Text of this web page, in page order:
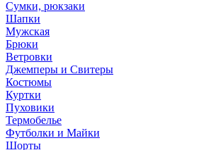
Сумки, рюкзаки
Шапки
Мужская
Брюки
Ветровки
Джемперы и Свитеры
Костюмы
Куртки
Пуховики
Термобелье
Футболки и Майки
Шорты